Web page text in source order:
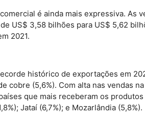
é ainda mais expressiva.
US$ 3,58 bilhões para US$ 5,62
2021.
histórico de exportações em
cobre (5,6%). Com alta nas vendas
que mais receberam os
Jataí (6,7%); e Mozarlândia (5,8%).